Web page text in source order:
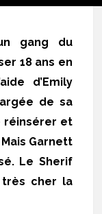
gang du
18 ans en
d’Emily
de sa
réinsérer et
Garnett
Le Sherif
cher la